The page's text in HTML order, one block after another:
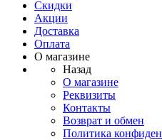
Скидки
Акции
Доставка
Оплата
О магазине
Назад
О магазине
Реквизиты
Контакты
Возврат и обмен
Политика